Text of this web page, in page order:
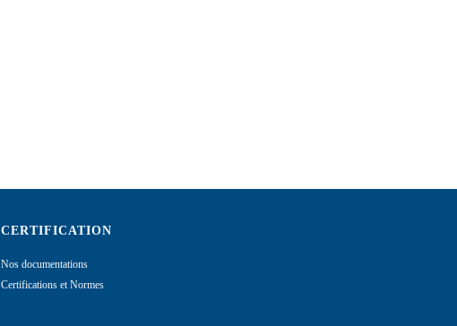
CERTIFICATION
Nos documentations
Certifications et Normes